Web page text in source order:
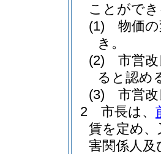
ことがで
(1)
物価
き。
(2)
市営
ると認め
(3)
市営
2
市長は、
賃を定め
害関係人